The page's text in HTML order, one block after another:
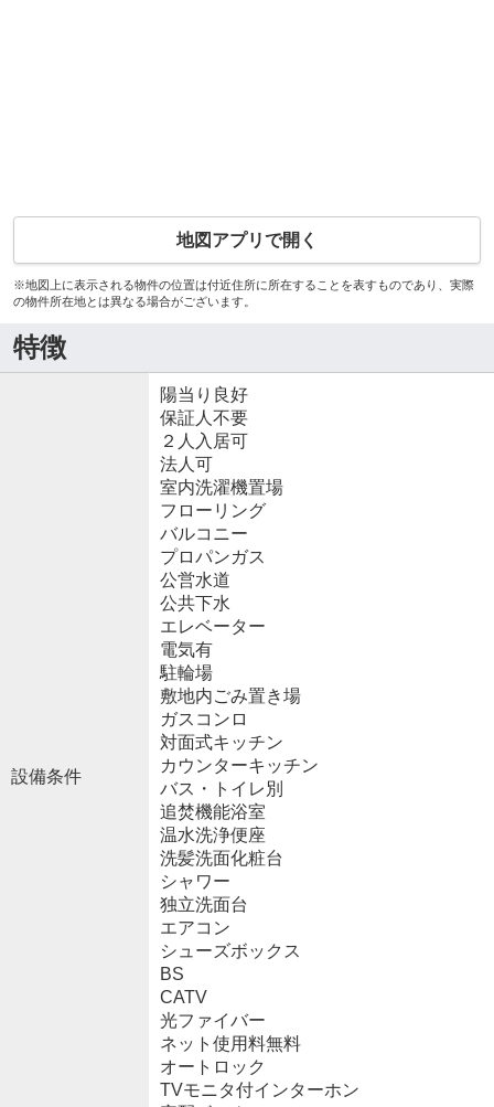
地図アプリで開く
※地図上に表示される物件の位置は付近住所に所在することを表すものであり、実際
の物件所在地とは異なる場合がございます。
特徴
設備条件
陽当り良好
保証人不要
２人入居可
法人可
室内洗濯機置場
フローリング
バルコニー
プロパンガス
公営水道
公共下水
エレベーター
電気有
駐輪場
敷地内ごみ置き場
ガスコンロ
対面式キッチン
カウンターキッチン
バス・トイレ別
追焚機能浴室
温水洗浄便座
洗髪洗面化粧台
シャワー
独立洗面台
エアコン
シューズボックス
BS
CATV
光ファイバー
ネット使用料無料
オートロック
TVモニタ付インターホン